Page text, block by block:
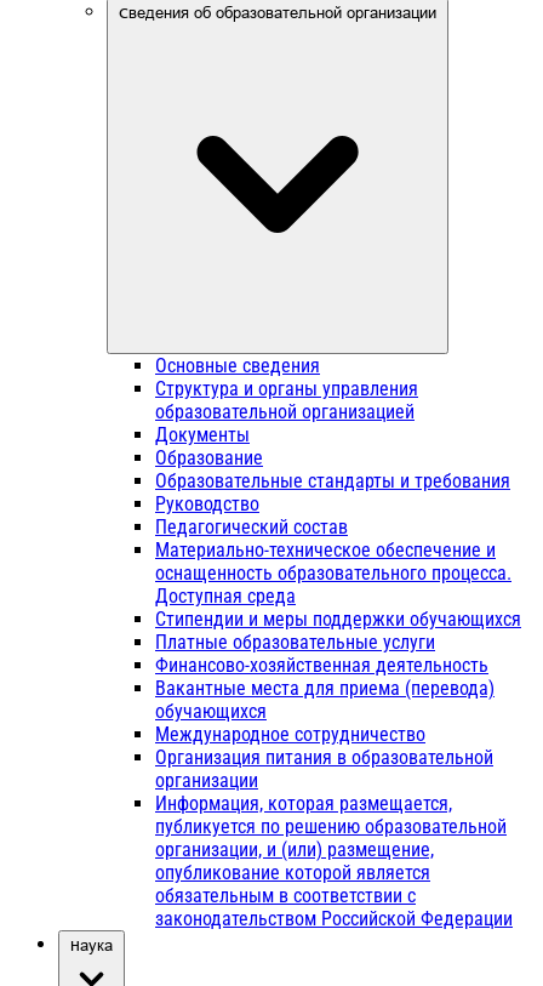
Сведения об образовательной организации
Основные сведения
Структура и органы управления
образовательной организацией
Документы
Образование
Образовательные стандарты и требования
Руководство
Педагогический состав
Материально-техническое обеспечение и
оснащенность образовательного процесса.
Доступная среда
Стипендии и меры поддержки обучающихся
Платные образовательные услуги
Финансово-хозяйственная деятельность
Вакантные места для приема (перевода)
обучающихся
Международное сотрудничество
Организация питания в образовательной
организации
Информация, которая размещается,
публикуется по решению образовательной
организации, и (или) размещение,
опубликование которой является
обязательным в соответствии с
законодательством Российской Федерации
Наука